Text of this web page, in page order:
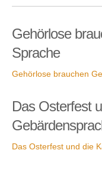
Gehörlose
Sprache
Gehörlose brauchen
Das Osterfest
Das Osterfest und die